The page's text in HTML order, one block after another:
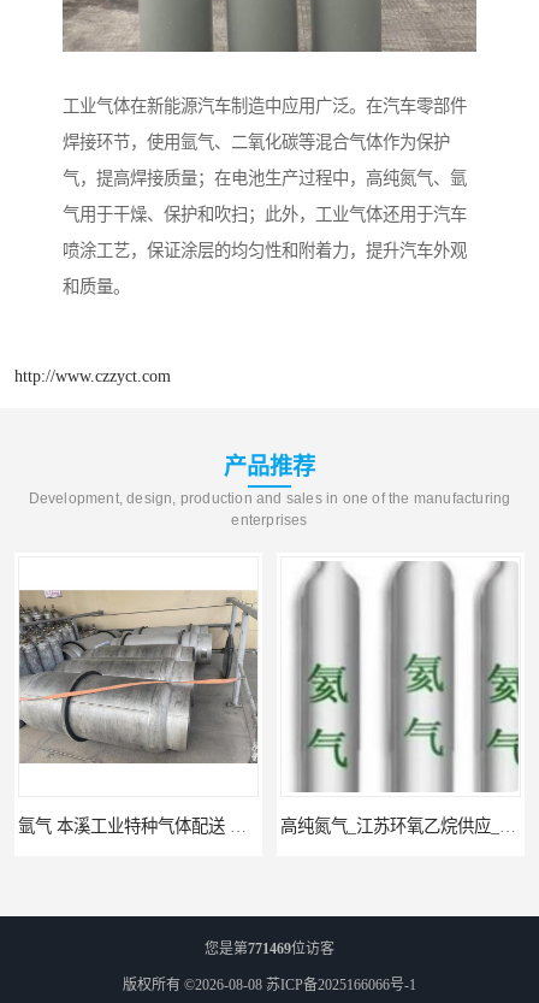
工业气体在新能源汽车制造中应用广泛。在汽车零部件
焊接环节，使用氩气、二氧化碳等混合气体作为保护
气，提高焊接质量；在电池生产过程中，高纯氮气、氩
气用于干燥、保护和吹扫；此外，工业气体还用于汽车
喷涂工艺，保证涂层的均匀性和附着力，提升汽车外观
和质量。​
http://www.czzyct.com
产品推荐
Development, design, production and sales in one of the manufacturing
enterprises
氩气 本溪工业特种气体配送 工业气体 高纯氮气_江苏环氧乙烷供应_泳鑫气体
您是第771469位访客
版权所有 ©2026-08-08 苏ICP备2025166066号-1